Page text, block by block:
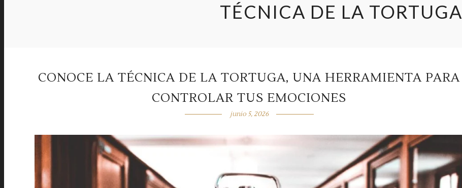
TÉCNICA DE LA TORTUGA
CONOCE LA TÉCNICA DE LA TORTUGA, UNA HERRAMIENTA PARA
CONTROLAR TUS EMOCIONES
junio 5, 2026